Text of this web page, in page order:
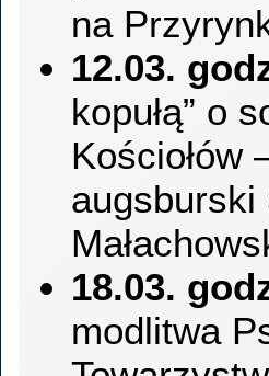
na
12.03.
kopułą” o
Kościołów
augsburski
18.03.
modlitwa